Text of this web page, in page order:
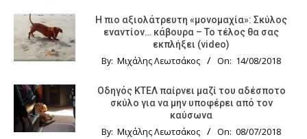
Η πιο αξιολάτρευτη «μονομαχία»: Σκύλος
εναντίον… κάβουρα – Το τέλος θα σας
εκπλήξει (video)
By: Μιχάλης Λεωτσάκος On: 14/08/2018
Οδηγός KTΕΛ παίρνει μαζί του αδέσποτο
σκύλο για να μην υποφέρει από τον
καύσωνα
By: Μιχάλης Λεωτσάκος On: 08/07/2018